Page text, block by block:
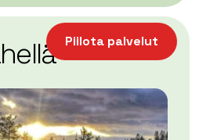
Leaflet| ©OpenStreetMap
Piilota palvelut